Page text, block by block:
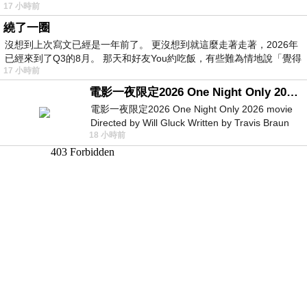
17 小時前
繞了一圈
沒想到上次寫文已經是一年前了。 更沒想到就這麼走著走著，2026年
已經來到了Q3的8月。 那天和好友You約吃飯，有些難為情地說「覺得
17 小時前
電影一夜限定2026 One Night Only 2026 movie
電影一夜限定2026 One Night Only 2026 movie
Directed by Will Gluck Written by Travis Braun
Starring Monica Barbaro
18 小時前